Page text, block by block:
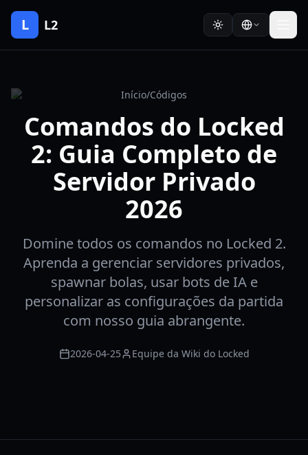
L L2
Início/Códigos
Comandos do Locked
2: Guia Completo de
Servidor Privado
2026
Domine todos os comandos no Locked 2.
Aprenda a gerenciar servidores privados,
spawnar bolas, usar bots de IA e
personalizar as configurações da partida
com nosso guia abrangente.
2026-04-25 Equipe da Wiki do Locked